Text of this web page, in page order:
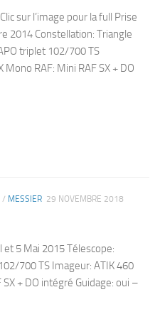
sur l’image pour la full Prise
2014 Constellation: Triangle
triplet 102/700 TS
Mono RAF: Mini RAF SX + DO
/ MESSIER 29 NOVEMBRE 2018
et 5 Mai 2015 Télescope:
700 TS Imageur: ATIK 460
+ DO intégré Guidage: oui –